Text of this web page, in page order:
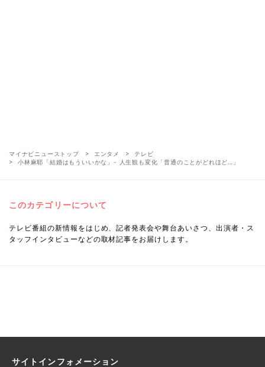
マイナビニューストップ エンタメ
テレビ
小林麻耶「結婚はもういいかな」- 人生観も変化「普通のことがどれほど…」
このカテゴリーについて
テレビ番組の新情報をはじめ、記者発表会や舞台あいさつ、出演者・ス
タッフインタビューなどの取材記事をお届けします。
サイトインフォメーション